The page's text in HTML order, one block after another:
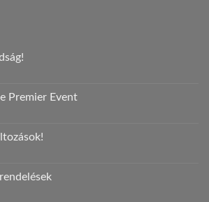
Premier Event